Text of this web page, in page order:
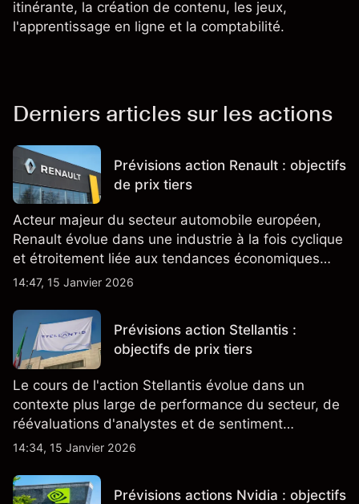
itinérante, la création de contenu, les jeux,
l'apprentissage en ligne et la comptabilité.
Derniers articles sur les actions
Prévisions action Renault : objectifs
de prix tiers
Acteur majeur du secteur automobile européen,
Renault évolue dans une industrie à la fois cyclique
et étroitement liée aux tendances économiques
générales.
14:47, 15 Janvier 2026
Prévisions action Stellantis :
objectifs de prix tiers
Le cours de l'action Stellantis évolue dans un
contexte plus large de performance du secteur, de
réévaluations d'analystes et de sentiment
changeant, qui ensemble aident à comprendre
14:34, 15 Janvier 2026
Prévisions actions Nvidia : objectifs